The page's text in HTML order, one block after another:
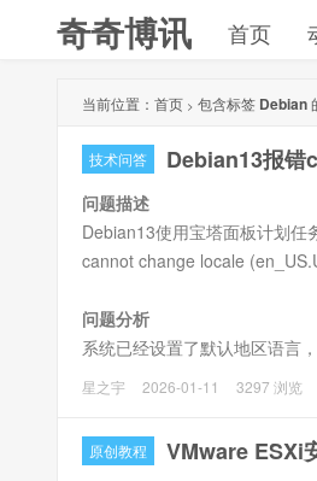
奇奇博讯 首页
当前位置： 首页 > 包含标签 Debian
技术问答 Debian13报
问题描述
Debian13使用宝塔面板计划
cannot change locale
问题分析
系统已经设置了默认地区语言
只需要手动生成这个locale文件
星之宇 2026-01-11 3297 浏览
原创教程 VMware ESXi